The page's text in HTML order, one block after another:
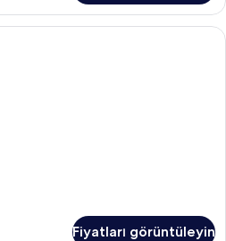
Premier Oda | Kaliteli yatak takımı,
Fiyatları görüntüleyin